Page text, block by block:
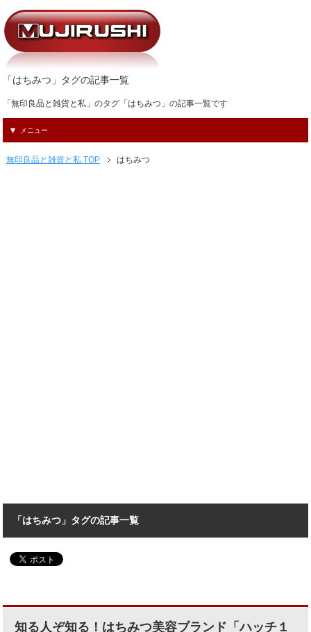
「はちみつ」タグの記事一覧
「無印良品と雑貨と私」のタグ「はちみつ」の記事一覧です
メニュー
無印良品と雑貨と私 TOP はちみつ
「はちみつ」タグの記事一覧
知る人ぞ知る！はちみつ美容ブランド「ハッチ１